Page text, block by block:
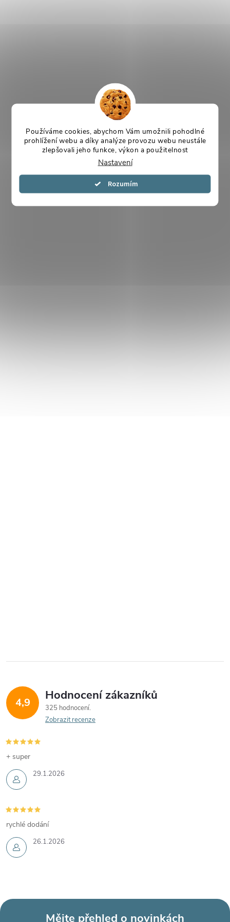
Používáme cookies, abychom Vám umožnili pohodlné
prohlížení webu a díky analýze provozu webu neustále
zlepšovali jeho funkce, výkon a použitelnost
Nastavení
Souhlasím
4,9 Hodnocení zákazníků
325 hodnocení
Zobrazit recenze
29.1.2026
+ super
26.1.2026
rychlé dodání
Mějte přehled o novinkách